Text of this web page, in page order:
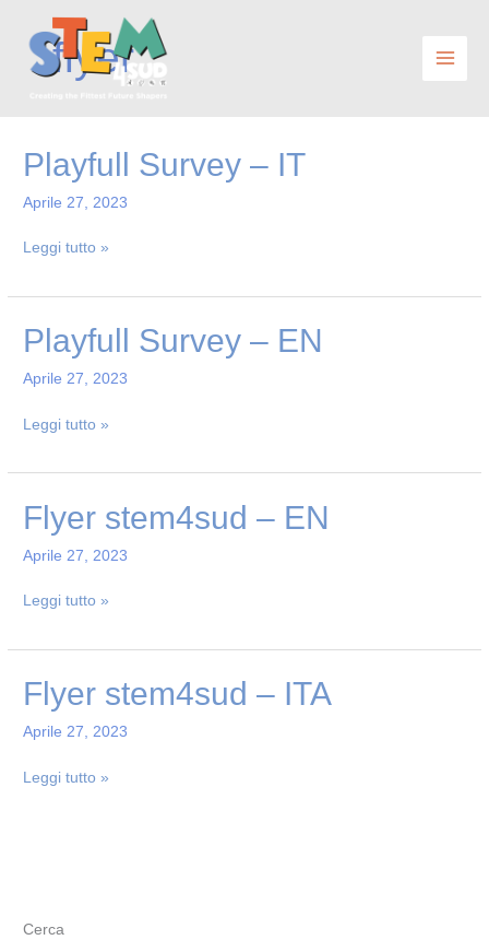
contenutoflyer
Playfull Survey – IT
Aprile 27, 2023
Playfull
Survey
–
Leggi tutto »
Playfull Survey – EN
Aprile 27, 2023
Playfull
Survey
–
Leggi tutto »
Flyer stem4sud – EN
Aprile 27, 2023
Flyer
stem4sud
–
Leggi tutto »
Flyer stem4sud – ITA
Aprile 27, 2023
Flyer
stem4sud
–
Leggi tutto »
Cerca